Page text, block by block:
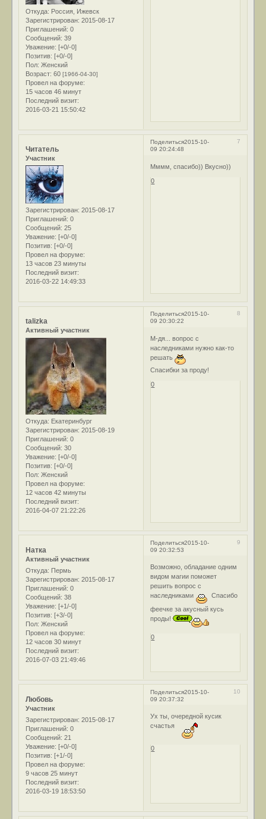
Откуда: Россия, Ижевск
Зарегистрирован: 2015-08-17
Приглашений: 0
Сообщений: 39
Уважение: [+0/-0]
Позитив: [+0/-0]
Пол: Женский
Возраст: 60[1966-04-30]
Провел на форуме:
15 часов 46 минут
Последний визит:
2016-03-21 15:50:42
Поделиться 7
2015-10-
09 20:24:48
Читатель
Участник
Зарегистрирован: 2015-08-17
Приглашений: 0
Сообщений: 25
Уважение: [+0/-0]
Позитив: [+0/-0]
Провел на форуме:
13 часов 23 минуты
Последний визит:
2016-03-22 14:49:33
Мммм, спасибо)) Вкусно))
0
Поделиться 8
2015-10-
09 20:30:22
talizka
Активный участник
Откуда: Екатеринбург
Зарегистрирован: 2015-08-19
Приглашений: 0
Сообщений: 30
Уважение: [+0/-0]
Позитив: [+0/-0]
Пол: Женский
Провел на форуме:
12 часов 42 минуты
Последний визит:
2016-04-07 21:22:26
М-дя... вопрос с
наследниками нужно как-то
решать
Спасибки за проду!
0
Поделиться 9
2015-10-
09 20:32:53
Натка
Активный участник
Откуда: Пермь
Зарегистрирован: 2015-08-17
Приглашений: 0
Сообщений: 38
Уважение: [+1/-0]
Позитив: [+3/-0]
Пол: Женский
Провел на форуме:
12 часов 30 минут
Последний визит:
2016-07-03 21:49:46
Возможно, обладание одним
видом магии поможет
решить вопрос с
наследниками
Спасибо
феечке за акусный кусь
проды!
0
Поделиться 10
2015-10-
09 20:37:32
Любовь
Участник
Зарегистрирован: 2015-08-17
Приглашений: 0
Сообщений: 21
Уважение: [+0/-0]
Позитив: [+1/-0]
Провел на форуме:
9 часов 25 минут
Последний визит:
2016-03-19 18:53:50
Ух ты, очередной кусик
счастья
0